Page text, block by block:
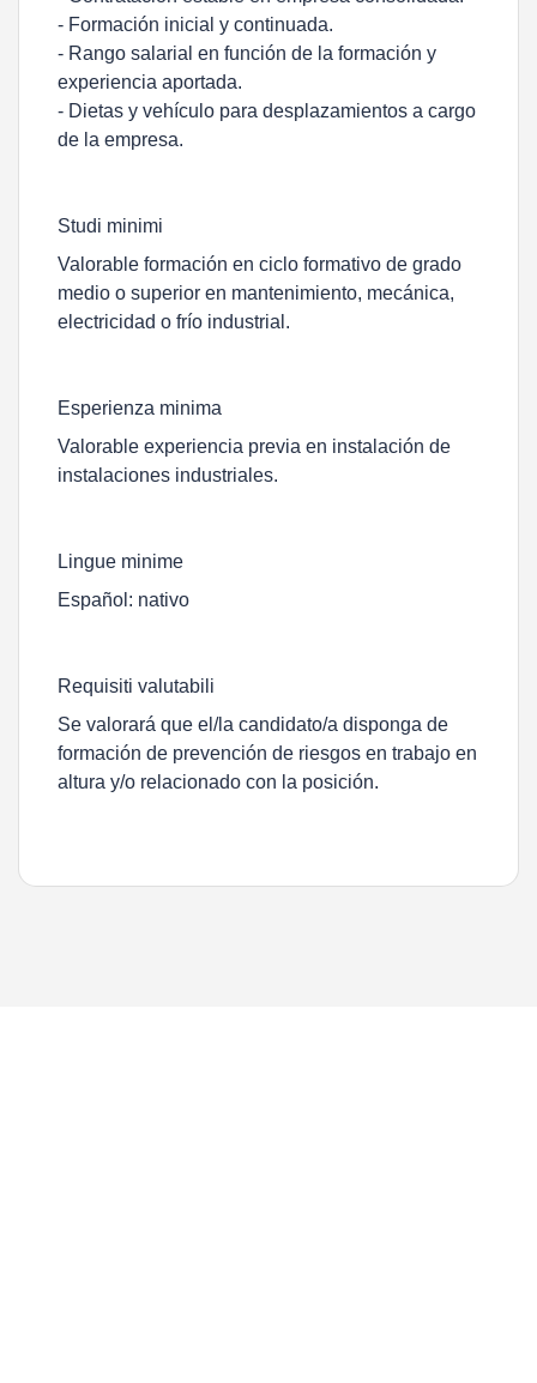
- Formación inicial y continuada.
- Rango salarial en función de la formación y
experiencia aportada.
- Dietas y vehículo para desplazamientos a cargo
de la empresa.
Studi minimi
Valorable formación en ciclo formativo de grado
medio o superior en mantenimiento, mecánica,
electricidad o frío industrial.
Esperienza minima
Valorable experiencia previa en instalación de
instalaciones industriales.
Lingue minime
Español: nativo
Requisiti valutabili
Se valorará que el/la candidato/a disponga de
formación de prevención de riesgos en trabajo en
altura y/o relacionado con la posición.